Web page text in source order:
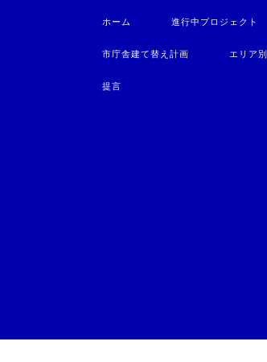
ホーム 進行中プロジェクト
市庁舎建て替え計画 エリア別
提言